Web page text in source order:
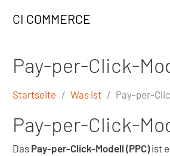
CI COMMERCE
Pay-per-Click-
Startseite Was ist Pay-per-
Pay-per-Click-
Das Pay-per-Click-Modell (PPC)ist